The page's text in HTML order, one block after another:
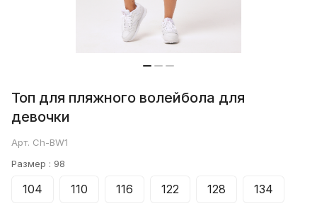
Топ для пляжного волейбола для
девочки
Арт. Ch-BW1
Размер : 98
104 110 116 122 128 134